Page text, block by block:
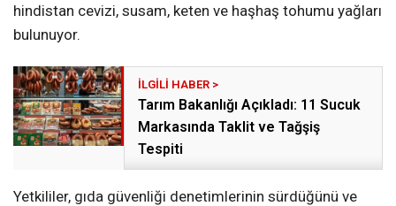
hindistan cevizi, susam, keten ve haşhaş tohumu yağları
bulunuyor.
Tarım Bakanlığı Açıkladı: 11 Sucuk
Markasında Taklit ve Tağşiş
Tespiti
Yetkililer, gıda güvenliği denetimlerinin sürdüğünü ve